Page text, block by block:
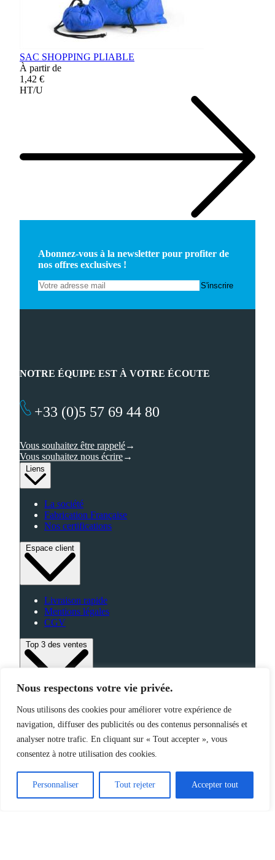
Nous respectons votre vie privée.
Nous utilisons des cookies pour améliorer votre expérience de
navigation, diffuser des publicités ou des contenus personnalisés et
analyser notre trafic. En cliquant sur « Tout accepter », vous
consentez à notre utilisation des cookies.
Personnaliser Tout rejeter Accepter tout
SAC SHOPPING PLIABLE
À partir de
1,42 €
HT/U
Abonnez-vous à la newsletter pour profiter de
nos offres exclusives !
Liens
La société
Fabrication Française
Nos certifications
Espace client
Livraison rapide
Mentions légales
CGV
Top 3 des ventes
High-Tech
Fabriqué en France
NOTRE ÉQUIPE EST À VOTRE ÉCOUTE
+33 (0)5 57 69 44 80
Vous souhaitez être rappelé
Vous souhaitez nous écrire
©2025 Jemapub – Tous droits réservés